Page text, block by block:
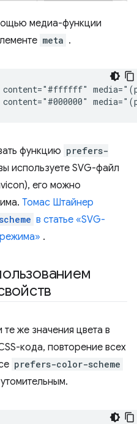
медиа-функции
meta .
content="#ffffff"
функцию prefers-
используете SVG-файл
его можно
Томас Штайнер
в статье «SVG-
.
же значения цвета в
кода, повторение всех
prefers-color-scheme